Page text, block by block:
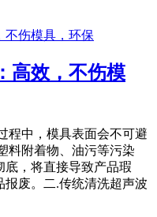
高效，不伤模
程中，模具表面会不可避
料附着物、油污等污染
底，将直接导致产品瑕
废。二.传统清洗超声波